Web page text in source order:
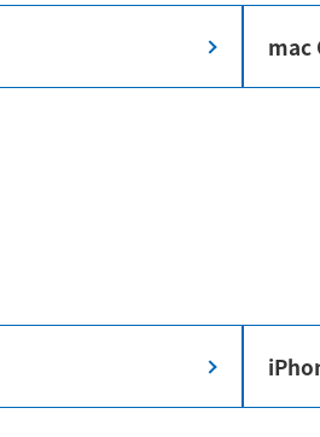
mac